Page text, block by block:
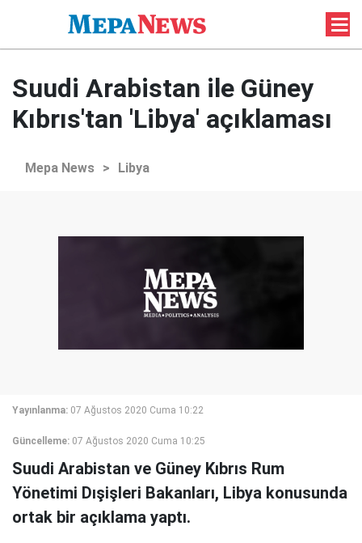
Suudi Arabistan ile Güney
Kıbrıs'tan 'Libya' açıklaması
Mepa News > Libya
Yayınlanma: 07 Ağustos 2020 Cuma 10:22
Güncelleme: 07 Ağustos 2020 Cuma 10:25
Suudi Arabistan ve Güney Kıbrıs Rum
Yönetimi Dışişleri Bakanları, Libya konusunda
ortak bir açıklama yaptı.